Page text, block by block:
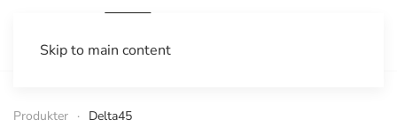
Skip to main content
Produkter Delta45